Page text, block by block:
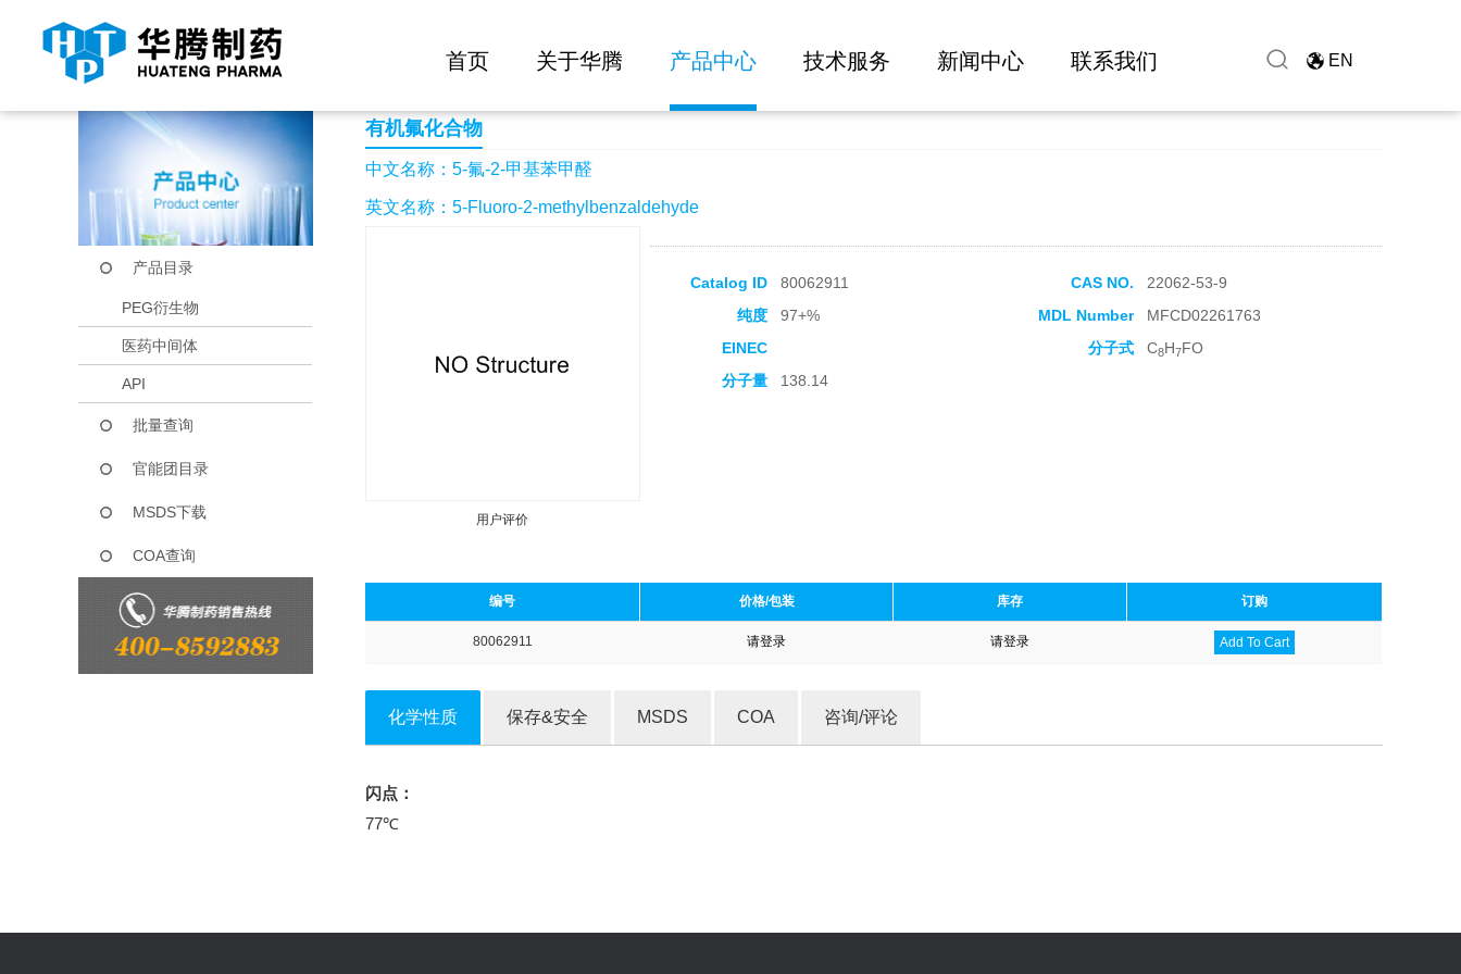
首页 关于华腾 产品中心 技术服务 新闻中心 联系我们 EN
当前位置： 首页 产品中心 5-氟-2-甲基苯甲醛
产品目录
PEG衍生物
医药中间体
API
批量查询
官能团目录
MSDS下载
COA查询
有机氟化合物
中文名称：5-氟-2-甲基苯甲醛
英文名称：5-Fluoro-2-methylbenzaldehyde
用户评价
Catalog ID 80062911 CAS NO.
22062-53-9
纯度
97+% MDL Number
MFCD02261763
EINEC
分子式 C8H7FO
分子量
138.14
编号 价格/包装 库存 订购
80062911 请登录 请登录 Add To Cart
化学性质 保存&安全 MSDS COA 咨询/评论
闪点：
77℃